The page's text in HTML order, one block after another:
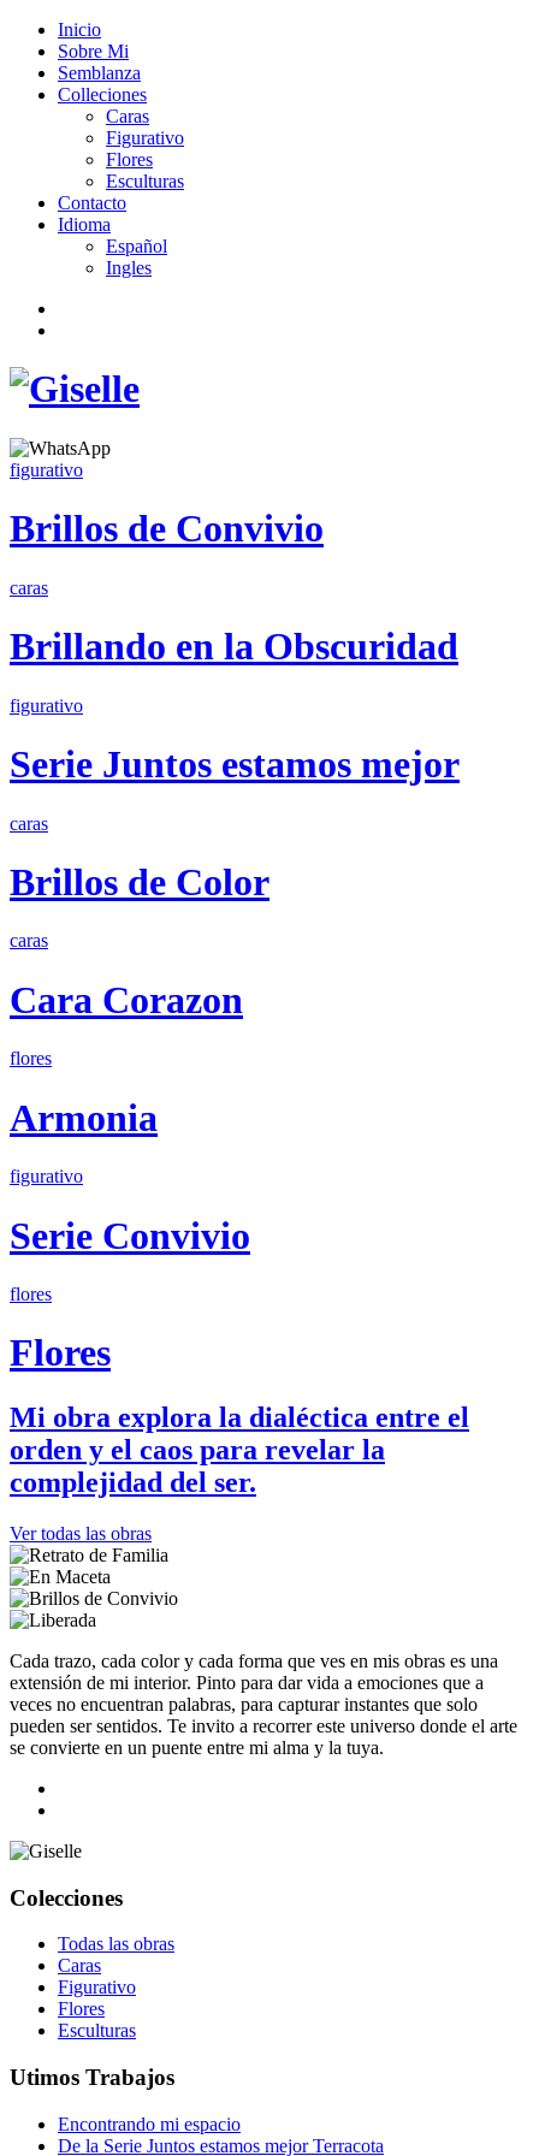
Inicio
Sobre Mi
Semblanza
Colleciones
Caras
Figurativo
Flores
Esculturas
Contacto
Idioma
Español
Ingles
figurativo
Brillos de Convivio
caras
Brillando en la Obscuridad
figurativo
Serie Juntos estamos mejor
caras
Brillos de Color
caras
Cara Corazon
flores
Armonia
figurativo
Serie Convivio
flores
Flores
Mi obra explora la dialéctica entre el
orden y el caos para revelar la
complejidad del ser.
Ver todas las obras
Cada trazo, cada color y cada forma que ves en mis obras es una
extensión de mi interior. Pinto para dar vida a emociones que a
veces no encuentran palabras, para capturar instantes que solo
pueden ser sentidos. Te invito a recorrer este universo donde el arte
se convierte en un puente entre mi alma y la tuya.
Colecciones
Todas las obras
Caras
Figurativo
Flores
Esculturas
Utimos Trabajos
Encontrando mi espacio
De la Serie Juntos estamos mejor Terracota